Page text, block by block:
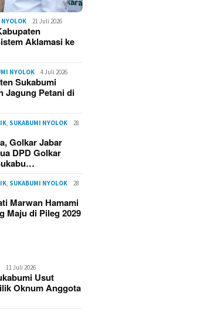
21 Juli 2026
Aklamasi ke
NYOLOK 4 Juli 2026
Sukabumi
Jagung Petani di
SUKABUMI NYOLOK
28
Golkar Jabar
DPD Golkar
SUKABUMI NYOLOK
28
Marwan Hamami
Maju di Pileg 2029
11 Juli 2026
Usut
Oknum Anggota